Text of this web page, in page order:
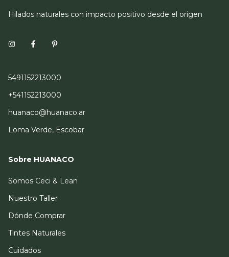
Hilados naturales con impacto positivo desde el origen
5491152213000
+541152213000
huanaco@huanaco.ar
Loma Verde, Escobar
Sobre HUANACO
Somos Ceci & Lean
Nuestro Taller
Dónde Comprar
Tintes Naturales
Cuidados